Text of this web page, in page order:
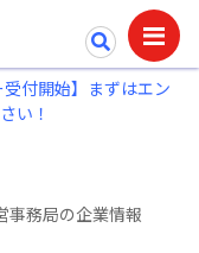
受付開始】まずはエン
い！
事務局の企業情報